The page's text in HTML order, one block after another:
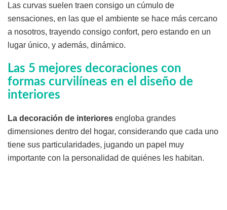
Las curvas suelen traen consigo un cúmulo de
sensaciones, en las que el ambiente se hace más cercano
a nosotros, trayendo consigo confort, pero estando en un
lugar único, y además, dinámico.
Las 5 mejores decoraciones con
formas curvilíneas en el diseño de
interiores
La decoración de interiores engloba grandes
dimensiones dentro del hogar, considerando que cada uno
tiene sus particularidades, jugando un papel muy
importante con la personalidad de quiénes les habitan.